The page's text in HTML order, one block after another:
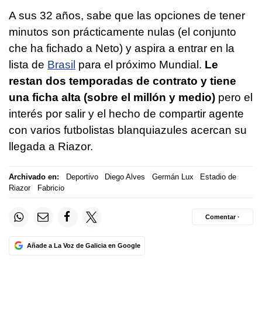
A sus 32 años, sabe que las opciones de tener
minutos son prácticamente nulas (el conjunto
che ha fichado a Neto) y aspira a entrar en la
lista de Brasil para el próximo Mundial. Le
restan dos temporadas de contrato y tiene
una ficha alta (sobre el millón y medio) pero el
interés por salir y el hecho de compartir agente
con varios futbolistas blanquiazules acercan su
llegada a Riazor.
Archivado en: Deportivo Diego Alves Germán Lux
Estadio de
Riazor
Fabricio
Añade a La Voz de Galicia en Google
Comentar ·